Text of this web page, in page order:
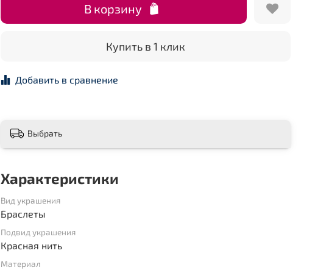
В корзину
Купить в 1 клик
Добавить в сравнение
Выбрать
Характеристики
Вид украшения
Браслеты
Подвид украшения
Красная нить
Материал